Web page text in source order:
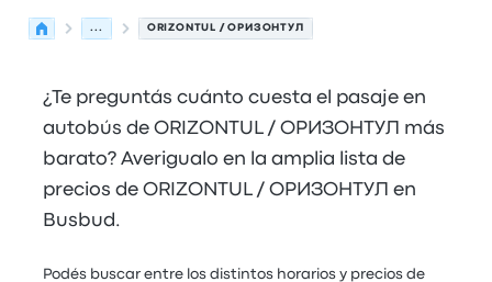
... ORIZONTUL / ОРИЗОНТУЛ
¿Te preguntás cuánto cuesta el pasaje en
autobús de ORIZONTUL / ОРИЗОНТУЛ más
barato? Averigualo en la amplia lista de
precios de ORIZONTUL / ОРИЗОНТУЛ en
Busbud.
Podés buscar entre los distintos horarios y precios de